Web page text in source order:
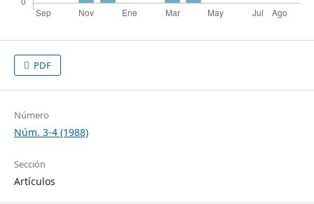
PDF
Número
Núm. 3-4 (1988)
Sección
Artículos